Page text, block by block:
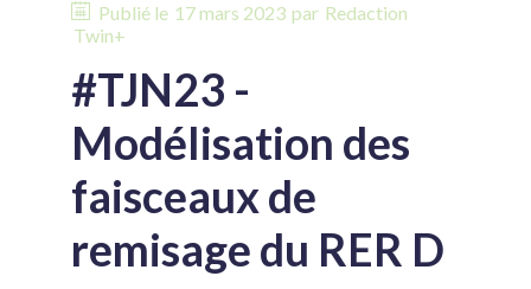
Publié le 17 mars 2023 par Redaction
Twin+
#TJN23 -
Modélisation des
faisceaux de
remisage du RER D